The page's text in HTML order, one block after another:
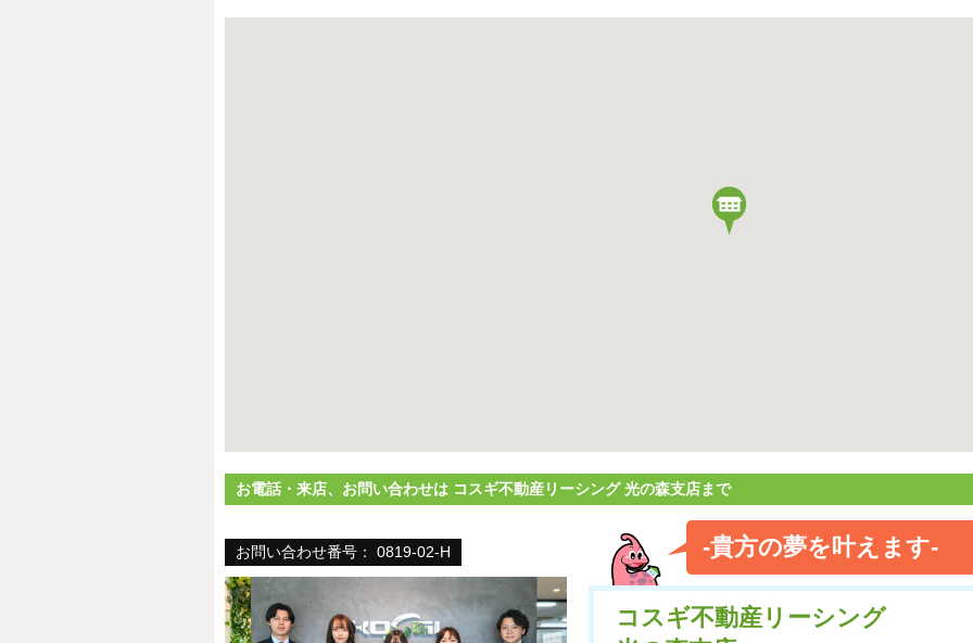
お電話・来店、お問い合わせは コスギ不動産リーシング 光の森支店まで
お問い合わせ番号： 0819-02-H -貴方の夢を叶えます-
コスギ不動産リーシング